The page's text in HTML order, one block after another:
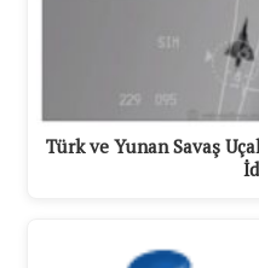
Türk ve Yunan Savaş